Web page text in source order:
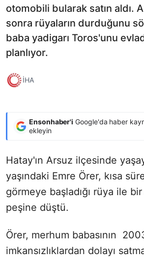
otomobili bularak satın aldı.
sonra rüyaların durduğunu
baba yadigarı Toros'unu
planlıyor.
İHA
Ensonhaber'i Google'da haber
ekleyin
Hatay'ın Arsuz ilçesinde
yaşındaki Emre Örer, kısa
görmeye başladığı rüya ile bir
peşine düştü.
Örer, merhum babasının
imkansızlıklardan dolayı